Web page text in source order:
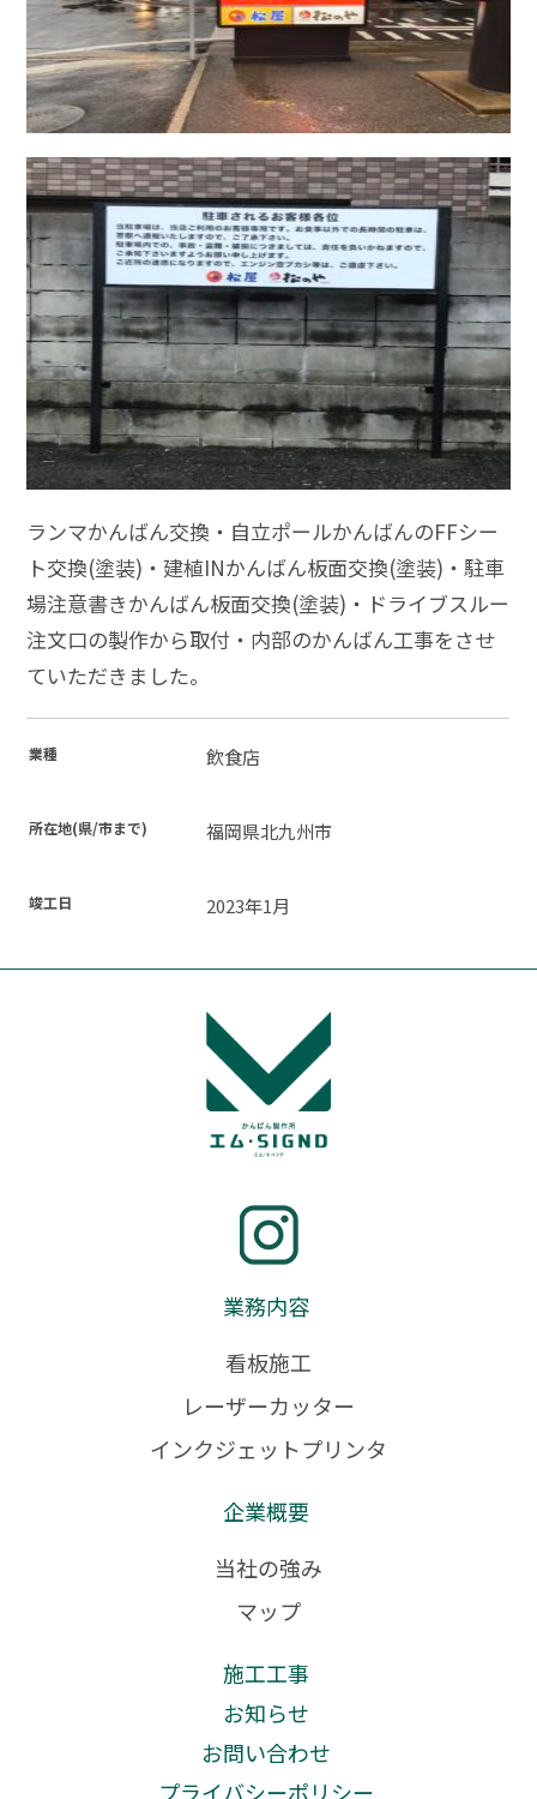
ランマかんばん交換・自立ポールかんばんのFFシー
ト交換(塗装)・建植INかんばん板面交換(塗装)・駐車
場注意書きかんばん板面交換(塗装)・ドライブスルー
注文口の製作から取付・内部のかんばん工事をさせ
ていただきました。
業種 飲食店
所在地(県/市まで) 福岡県北九州市
竣工日 2023年1月
業務内容
看板施工
レーザーカッター
インクジェットプリンタ
企業概要
当社の強み
マップ
施工工事
お知らせ
お問い合わせ
プライバシーポリシー